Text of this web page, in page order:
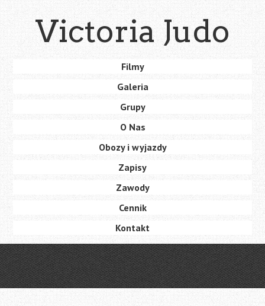
content
Victoria Judo
content
Filmy
Galeria
Grupy
O Nas
Obozy i wyjazdy
Zapisy
Zawody
Cennik
Kontakt